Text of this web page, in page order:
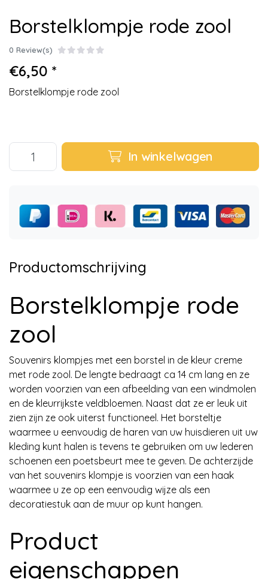
Borstelklompje rode zool
0 Review(s)
€6,50 *
Borstelklompje rode zool
In winkelwagen
Productomschrijving
Borstelklompje rode
zool
Souvenirs klompjes met een borstel in de kleur creme
met rode zool. De lengte bedraagt ca 14 cm lang en ze
worden voorzien van een afbeelding van een windmolen
en de kleurrijkste veldbloemen. Naast dat ze er leuk uit
zien zijn ze ook uiterst functioneel. Het borsteltje
waarmee u eenvoudig de haren van uw huisdieren uit uw
kleding kunt halen is tevens te gebruiken om uw lederen
schoenen een poetsbeurt mee te geven. De achterzijde
van het souvenirs klompje is voorzien van een haak
waarmee u ze op een eenvoudig wijze als een
decoratiestuk aan de muur op kunt hangen.
Product
eigenschappen